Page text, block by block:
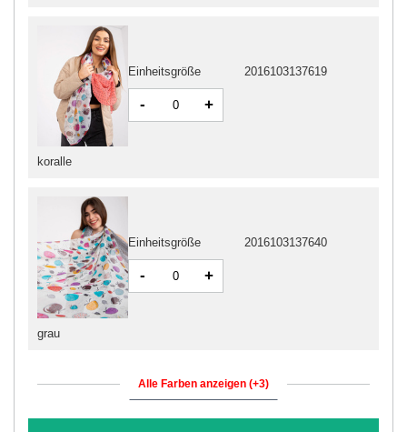
koralle
Einheitsgröße 2016103137619
- +
grau
Einheitsgröße 2016103137640
- +
Alle Farben anzeigen (+3)